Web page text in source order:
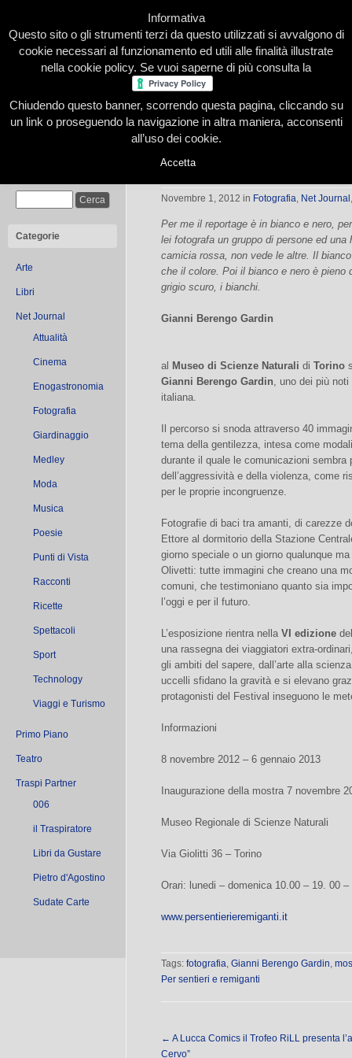
Home Presentazione Redazione Le nostre firme
Categorie
Arte
Libri
Net Journal
Attualità
Cinema
Enogastronomia
Fotografia
Giardinaggio
Medley
Moda
Musica
Poesie
Punti di Vista
Racconti
Ricette
Spettacoli
Sport
Technology
Viaggi e Turismo
Primo Piano
Teatro
Traspi Partner
006
il Traspiratore
Libri da Gustare
Pietro d'Agostino
Sudate Carte
Sguardi gentili
Novembre 1, 2012 in Fotografia, Net Journal
Per me il reportage è in bianco e nero,
lei fotografa un gruppo di persone ed
camicia rossa, non vede le altre. Il
che il colore. Poi il bianco e nero è pieno
grigio scuro, i bianchi.
Gianni Berengo Gardin
al Museo di Scienze Naturali di Torino
Gianni Berengo Gardin, uno dei più
italiana.
Il percorso si snoda attraverso 40
tema della gentilezza, intesa come
durante il quale le comunicazioni
dell’aggressività e della violenza, come
per le proprie incongruenze.
Fotografie di baci tra amanti, di carezze
Ettore al dormitorio della Stazione
giorno speciale o un giorno qualunque
Olivetti: tutte immagini che creano una
comuni, che testimoniano quanto sia
l’oggi e per il futuro.
L’esposizione rientra nella VI edizione
una rassegna dei viaggiatori extra-
gli ambiti del sapere, dall’arte alla
uccelli sfidano la gravità e si elevano
protagonisti del Festival inseguono le
Informazioni
8 novembre 2012 – 6 gennaio 2013
Inaugurazione della mostra 7 novembre
Museo Regionale di Scienze Naturali
Via Giolitti 36 – Torino
Orari: lunedi – domenica 10.00 – 19. 00
www.persentierieremiganti.it
Tags: fotografia, Gianni Berengo Gardin,
Per sentieri e remiganti
← A Lucca Comics il Trofeo RiLL presenta
Cervo”
Informativa
Questo sito o gli strumenti terzi da questo utilizzati si avvalgono di
cookie necessari al funzionamento ed utili alle finalità illustrate
nella cookie policy. Se vuoi saperne di più consulta la
Chiudendo questo banner, scorrendo questa pagina, cliccando su
un link o proseguendo la navigazione in altra maniera, acconsenti
all’uso dei cookie.
Accetta